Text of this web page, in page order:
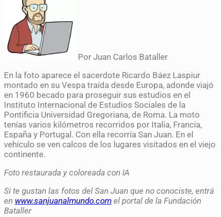
Por Juan Carlos Bataller
En la foto aparece el sacerdote Ricardo Báez Laspiur
montado en su Vespa traída desde Europa, adonde viajó
en 1960 becado para proseguir sus estudios en el
Instituto Internacional de Estudios Sociales de la
Pontificia Universidad Gregoriana, de Roma. La moto
tenías varios kilómetros recorridos por Italia, Francia,
España y Portugal. Con ella recorría San Juan. En el
vehículo se ven calcos de los lugares visitados en el viejo
continente.
Foto restaurada y coloreada con IA
Si te gustan las fotos del San Juan que no conociste, entrá
en www.sanjuanalmundo.com el portal de la Fundación
Bataller